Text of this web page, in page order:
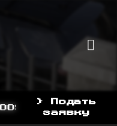
YDDY
> Подать
заявку